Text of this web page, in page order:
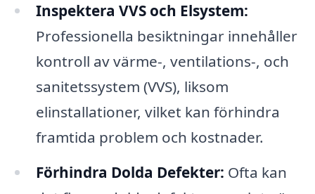
Inspektera VVS och Elsystem:
Professionella besiktningar innehåller
kontroll av värme-, ventilations-, och
sanitetssystem (VVS), liksom
elinstallationer, vilket kan förhindra
framtida problem och kostnader.
Förhindra Dolda Defekter: Ofta kan